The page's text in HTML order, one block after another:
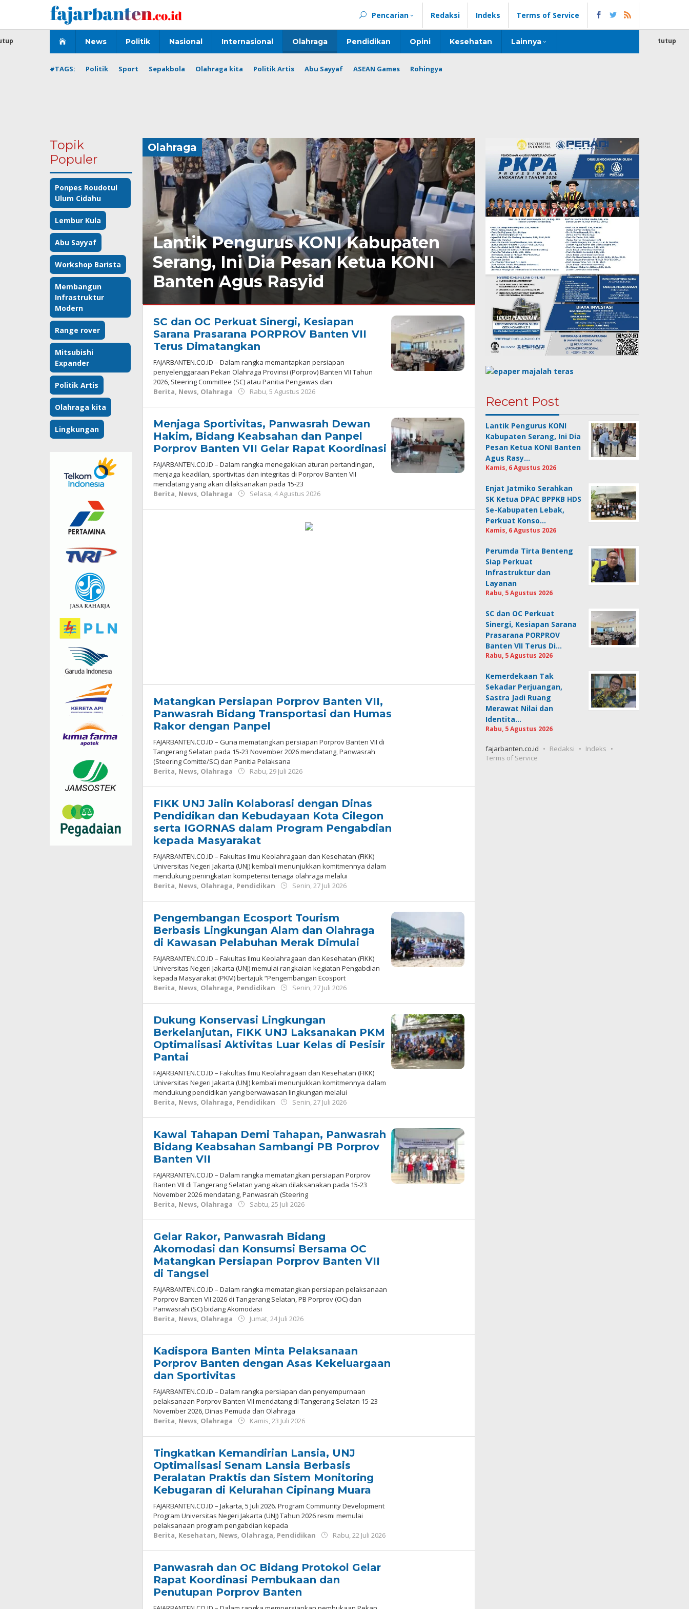
Pencarian Redaksi Indeks Terms of Service
News Politik Nasional Internasional Olahraga Pendidikan Opini Kesehatan Lainnya
#TAGS: Politik Sport Sepakbola Olahraga kita Politik Artis Abu Sayyaf ASEAN Games Rohingya
tutup
Topik
Populer
Ponpes Roudotul
Ulum Cidahu
Lembur Kula
Abu Sayyaf
Workshop Barista
Membangun
Infrastruktur
Modern
Range rover
Mitsubishi
Expander
Politik Artis
Olahraga kita
Lingkungan
Lantik Pengurus KONI Kabupaten
Serang, Ini Dia Pesan Ketua KONI
Banten Agus Rasyid
Berita,
News,
Olahraga
Kamis,
Agustus
oleh
Redaksi
Olahraga
SC dan OC Perkuat Sinergi, Kesiapan
Sarana Prasarana PORPROV Banten VII
Terus Dimatangkan
FAJARBANTEN.CO.ID – Dalam rangka memantapkan persiapan
penyelenggaraan Pekan Olahraga Provinsi (Porprov) Banten VII Tahun
2026, Steering Committee (SC) atau Panitia Pengawas dan
Berita, News, Olahraga Rabu, 5 Agustus 2026
Menjaga Sportivitas, Panwasrah Dewan
Hakim, Bidang Keabsahan dan Panpel
Porprov Banten VII Gelar Rapat Koordinasi
FAJARBANTEN.CO.ID – Dalam rangka menegakkan aturan pertandingan,
menjaga keadilan, sportivitas dan integritas di Porprov Banten VII
mendatang yang akan dilaksanakan pada 15-23
Berita, News, Olahraga Selasa, 4 Agustus 2026
Matangkan Persiapan Porprov Banten VII,
Panwasrah Bidang Transportasi dan Humas
Rakor dengan Panpel
FAJARBANTEN.CO.ID – Guna mematangkan persiapan Porprov Banten VII di
Tangerang Selatan pada 15-23 November 2026 mendatang, Panwasrah
(Steering Comitte/SC) dan Panitia Pelaksana
Berita, News, Olahraga Rabu, 29 Juli 2026
FIKK UNJ Jalin Kolaborasi dengan Dinas
Pendidikan dan Kebudayaan Kota Cilegon
serta IGORNAS dalam Program Pengabdian
kepada Masyarakat
FAJARBANTEN.CO.ID – Fakultas Ilmu Keolahragaan dan Kesehatan (FIKK)
Universitas Negeri Jakarta (UNJ) kembali menunjukkan komitmennya dalam
mendukung peningkatan kompetensi tenaga olahraga melalui
Berita, News, Olahraga, Pendidikan Senin, 27 Juli 2026
Pengembangan Ecosport Tourism
Berbasis Lingkungan Alam dan Olahraga
di Kawasan Pelabuhan Merak Dimulai
FAJARBANTEN.CO.ID – Fakultas Ilmu Keolahragaan dan Kesehatan (FIKK)
Universitas Negeri Jakarta (UNJ) memulai rangkaian kegiatan Pengabdian
kepada Masyarakat (PKM) bertajuk “Pengembangan Ecosport
Berita, News, Olahraga, Pendidikan Senin, 27 Juli 2026
Dukung Konservasi Lingkungan
Berkelanjutan, FIKK UNJ Laksanakan PKM
Optimalisasi Aktivitas Luar Kelas di Pesisir
Pantai
FAJARBANTEN.CO.ID – Fakultas Ilmu Keolahragaan dan Kesehatan (FIKK)
Universitas Negeri Jakarta (UNJ) kembali menunjukkan komitmennya dalam
mendukung pendidikan yang berwawasan lingkungan melalui
Berita, News, Olahraga, Pendidikan Senin, 27 Juli 2026
Kawal Tahapan Demi Tahapan, Panwasrah
Bidang Keabsahan Sambangi PB Porprov
Banten VII
FAJARBANTEN.CO.ID – Dalam rangka mematangkan persiapan Porprov
Banten VII di Tangerang Selatan yang akan dilaksanakan pada 15-23
November 2026 mendatang, Panwasrah (Steering
Berita, News, Olahraga Sabtu, 25 Juli 2026
Gelar Rakor, Panwasrah Bidang
Akomodasi dan Konsumsi Bersama OC
Matangkan Persiapan Porprov Banten VII
di Tangsel
FAJARBANTEN.CO.ID – Dalam rangka mematangkan persiapan pelaksanaan
Porprov Banten VII 2026 di Tangerang Selatan, PB Porprov (OC) dan
Panwasrah (SC) bidang Akomodasi
Berita, News, Olahraga Jumat, 24 Juli 2026
Kadispora Banten Minta Pelaksanaan
Porprov Banten dengan Asas Kekeluargaan
dan Sportivitas
FAJARBANTEN.CO.ID – Dalam rangka persiapan dan penyempurnaan
pelaksanaan Porprov Banten VII mendatang di Tangerang Selatan 15-23
November 2026, Dinas Pemuda dan Olahraga
Berita, News, Olahraga Kamis, 23 Juli 2026
Tingkatkan Kemandirian Lansia, UNJ
Optimalisasi Senam Lansia Berbasis
Peralatan Praktis dan Sistem Monitoring
Kebugaran di Kelurahan Cipinang Muara
FAJARBANTEN.CO.ID – Jakarta, 5 Juli 2026. Program Community Development
Program Universitas Negeri Jakarta (UNJ) Tahun 2026 resmi memulai
pelaksanaan program pengabdian kepada
Berita, Kesehatan, News, Olahraga, Pendidikan Rabu, 22 Juli 2026
Panwasrah dan OC Bidang Protokol Gelar
Rapat Koordinasi Pembukaan dan
Penutupan Porprov Banten
Recent Post
Lantik Pengurus KONI
Kabupaten Serang, Ini Dia
Pesan Ketua KONI Banten
Agus Rasy…
Kamis, 6 Agustus 2026
Enjat Jatmiko Serahkan
SK Ketua DPAC BPPKB HDS
Se-Kabupaten Lebak,
Perkuat Konso…
Kamis, 6 Agustus 2026
Perumda Tirta Benteng
Siap Perkuat
Infrastruktur dan
Layanan
Rabu, 5 Agustus 2026
SC dan OC Perkuat
Sinergi, Kesiapan Sarana
Prasarana PORPROV
Banten VII Terus Di…
Rabu, 5 Agustus 2026
Kemerdekaan Tak
Sekadar Perjuangan,
Sastra Jadi Ruang
Merawat Nilai dan
Identita…
Rabu, 5 Agustus 2026
fajarbanten.co.id Redaksi
Indeks
Terms of Service